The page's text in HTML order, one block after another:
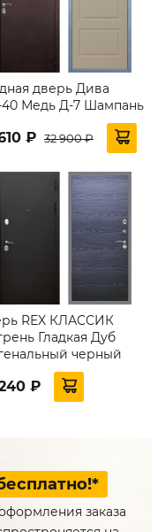
дверь Дива
Медь Д-7 Шампань
₽ 32 900 ₽
REX КЛАССИК
Гладкая Дуб
черный
₽
заказа